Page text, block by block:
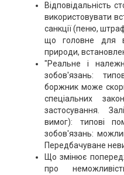
Відповідальність
використовувати
санкції (пеню,
що головне для
природи,
"Реальне і
зобов'язань:
боржник може
спеціальних
застосування.
вимог): типові
зобов'язань:
Передбачуване
Що змінює
про